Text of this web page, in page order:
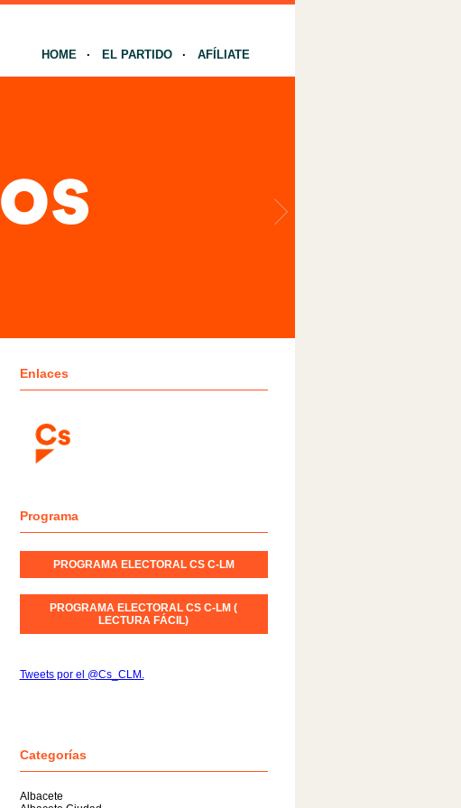
HOME EL PARTIDO AFÍLIATE
Enlaces
Programa
PROGRAMA ELECTORAL CS C-LM
PROGRAMA ELECTORAL CS C-LM (
LECTURA FÁCIL)
Tweets por el @Cs_CLM.
Categorías
Albacete